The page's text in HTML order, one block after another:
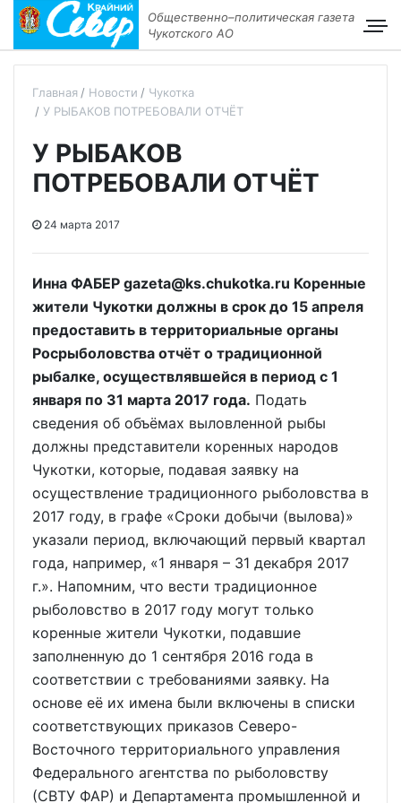
Общественно–политическая газета
Чукотского АО
Главная Новости
Чукотка
У РЫБАКОВ ПОТРЕБОВАЛИ ОТЧЁТ
У РЫБАКОВ
ПОТРЕБОВАЛИ ОТЧЁТ
24 марта 2017
Инна ФАБЕР gazeta@ks.chukotka.ru Коренные
жители Чукотки должны в срок до 15 апреля
предоставить в территориальные органы
Росрыболовства отчёт о традиционной
рыбалке, осуществлявшейся в период с 1
января по 31 марта 2017 года. Подать
сведения об объёмах выловленной рыбы
должны представители коренных народов
Чукотки, которые, подавая заявку на
осуществление традиционного рыболовства в
2017 году, в графе «Сроки добычи (вылова)»
указали период, включающий первый квартал
года, например, «1 января – 31 декабря 2017
г.». Напомним, что вести традиционное
рыболовство в 2017 году могут только
коренные жители Чукотки, подавшие
заполненную до 1 сентября 2016 года в
соответствии с требованиями заявку. На
основе её их имена были включены в списки
соответствующих приказов Северо-
Восточного территориального управления
Федерального агентства по рыболовству
(СВТУ ФАР) и Департамента промышленной и